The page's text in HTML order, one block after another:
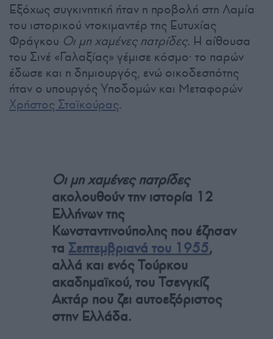
Εξόχως συγκινητική ήταν η προβολή στη Λαμία
του ιστορικού ντοκιμαντέρ της Ευτυχίας
Φράγκου Οι μη χαμένες πατρίδες. Η αίθουσα
του Σινέ «Γαλαξίας» γέμισε κόσμο· το παρών
έδωσε και η δημιουργός, ενώ οικοδεσπότης
ήταν ο υπουργός Υποδομών και Μεταφορών
Χρήστος Σταϊκούρας.
Οι μη χαμένες πατρίδες
ακολουθούν την ιστορία 12
Ελλήνων της
Κωνσταντινούπολης που έζησαν
τα Σεπτεμβριανά του 1955,
αλλά και ενός Τούρκου
ακαδημαϊκού, του Τσενγκίζ
Ακτάρ που ζει αυτοεξόριστος
στην Ελλάδα.